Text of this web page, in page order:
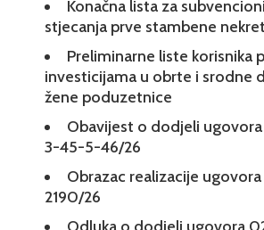
Konačna lista za
stjecanja prve stambene
Preliminarne liste korisnika
investicijama u obrte i srodne
žene poduzetnice
Obavijest o dodjeli
3-45-5-46/26
Obrazac realizacije
2190/26